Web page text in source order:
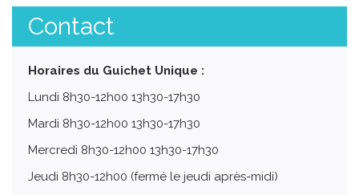
Contact
Horaires du Guichet Unique :
Lundi 8h30-12h00 13h30-17h30
Mardi 8h30-12h00 13h30-17h30
Mercredi 8h30-12h00 13h30-17h30
Jeudi 8h30-12h00 (fermé le jeudi après-midi)